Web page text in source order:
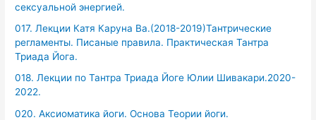
сексуальной энергией.
017. Лекции Катя Каруна Ва.(2018-2019)Тантрические
регламенты. Писаные правила. Практическая Тантра
Триада Йога.
018. Лекции по Тантра Триада Йоге Юлии Шивакари.2020-
2022.
020. Аксиоматика йоги. Основа Теории йоги.